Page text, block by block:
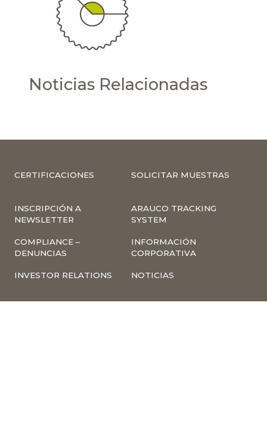
Noticias Relacionadas
CERTIFICACIONES SOLICITAR MUESTRAS
INSCRIPCIÓN A
NEWSLETTER
ARAUCO TRACKING
SYSTEM
COMPLIANCE –
DENUNCIAS
INFORMACIÓN
CORPORATIVA
INVESTOR RELATIONS NOTICIAS